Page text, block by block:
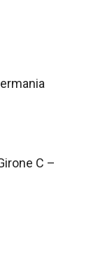
C –